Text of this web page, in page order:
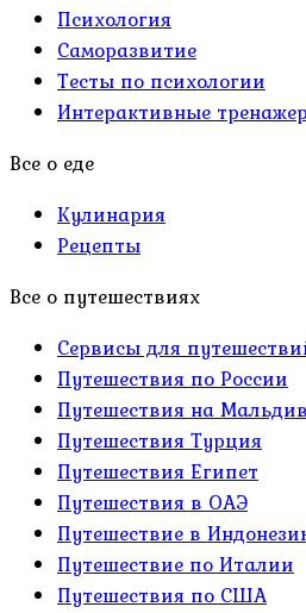
Психология
Саморазвитие
Тесты по психологии
Интерактивные
Все о еде
Кулинария
Рецепты
Все о путешествиях
Сервисы для
Путешествия по России
Путешествия на
Путешествия Турция
Путешествия Египет
Путешествия в ОАЭ
Путешествие в
Путешествие по Италии
Путешествия по США